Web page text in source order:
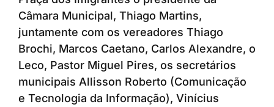
Câmara Municipal, Thiago Martins,
juntamente com os vereadores Thiago
Brochi, Marcos Caetano, Carlos Alexandre, o
Leco, Pastor Miguel Pires, os secretários
municipais Allisson Roberto (Comunicação
e Tecnologia da Informação), Vinícius